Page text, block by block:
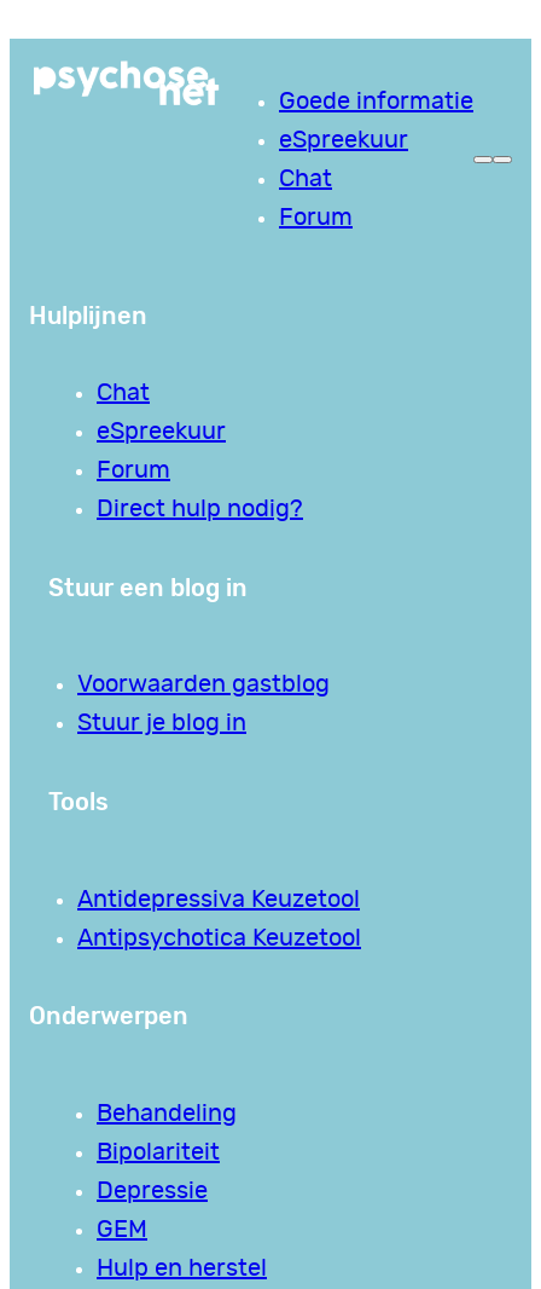
naar
Goede informatie
eSpreekuur
Chat
Forum
Hulplijnen
Chat
eSpreekuur
Forum
Direct hulp nodig?
Stuur een blog in
Voorwaarden gastblog
Stuur je blog in
Tools
Antidepressiva Keuzetool
Antipsychotica Keuzetool
Onderwerpen
Behandeling
Bipolariteit
Depressie
GEM
Hulp en herstel